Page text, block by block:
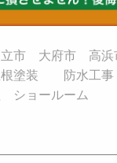
市 大府市 高
塗装 防水工事
ショールーム